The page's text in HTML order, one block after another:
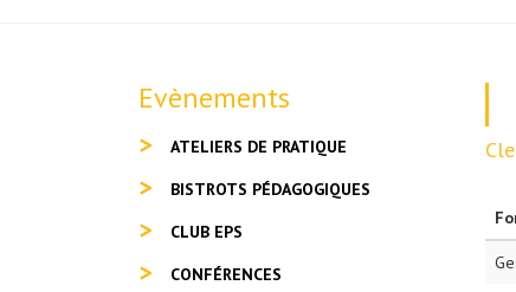
Evènements
ATELIERS DE PRATIQUE
BISTROTS PÉDAGOGIQUES
CLUB EPS
CONFÉRENCES